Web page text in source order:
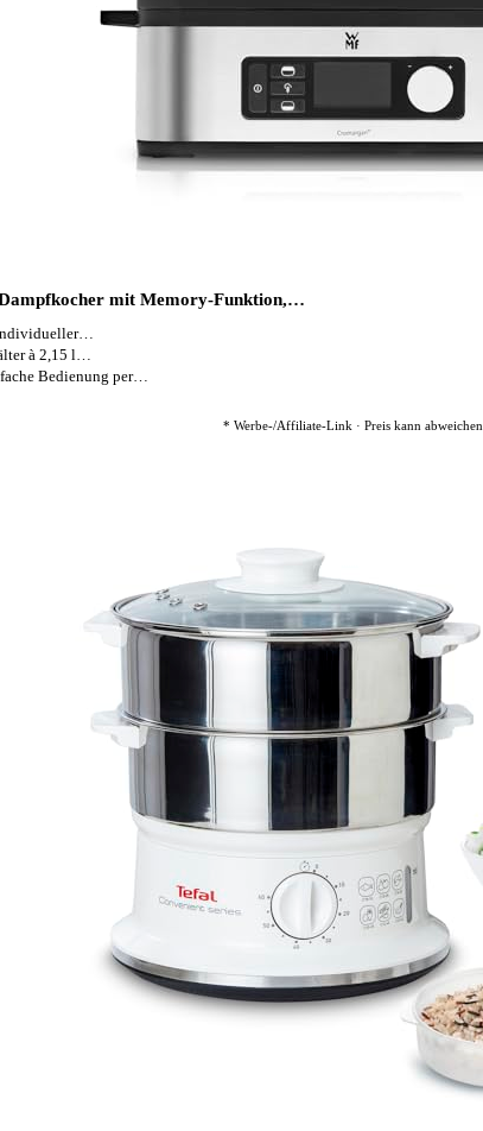
mit Memory-Funktion,…
individueller…
à 2,15 l…
Bedienung per…
* Werbe-/Affiliate-Link · Preis kann abweichen